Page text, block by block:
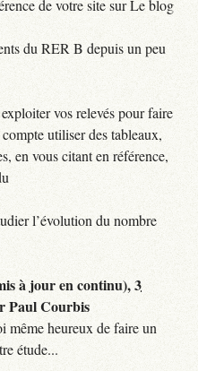
de votre site sur Le blog
du RER B depuis un peu
vos relevés pour faire
utiliser des tableaux,
en vous citant en référence,
l’évolution du nombre
à jour en continu),3
Paul Courbis
même heureux de faire un
étude...